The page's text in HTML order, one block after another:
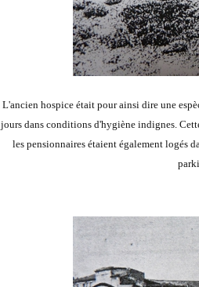
L'ancien hospice était pour ainsi dire une
jours dans conditions d'hygiène indignes.
les pensionnaires étaient également logés